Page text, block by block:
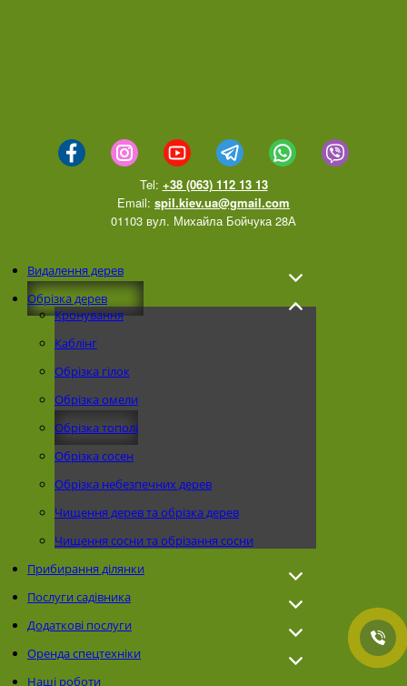
Tel: +38 (063) 112 13 13
Email: spil.kiev.ua@gmail.com
01103 вул. Михайла Бойчука 28А
Видалення дерев
Обрізка дерев
Кронування
Каблінг
Обрізка гілок
Обрізка омели
Обрізка тополі
Обрізка сосен
Обрізка небезпечних дерев
Чищення дерев та обрізка дерев
Чищення сосни та обрізання сосни
Прибирання ділянки
Послуги садівника
Додаткові послуги
Оренда спецтехніки
Наші роботи